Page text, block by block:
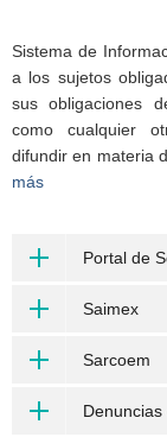
Sistema de
a los sujetos
sus obligaciones
como cualquier
difundir en materia
más
Portal de
Saimex
Sarcoem